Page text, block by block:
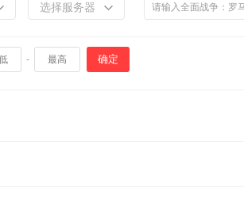
选择服务器
- 确定